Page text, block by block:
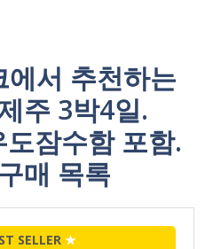
서 추천하는
주 3박4일.
잠수함 포함.
매 목록
SELLER ★